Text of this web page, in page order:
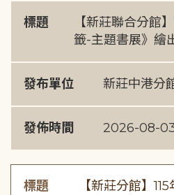
標題
【新莊聯合分館
籤-主題書展》繪
發布單位 新莊中港分
發佈時間 2026-08-
標題
【新莊分館】